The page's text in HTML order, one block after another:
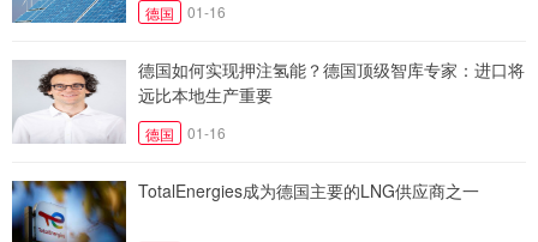
德国 01-16
德国如何实现押注氢能？德国顶级智库专家：进口将
远比本地生产重要
德国 01-16
TotalEnergies成为德国主要的LNG供应商之一